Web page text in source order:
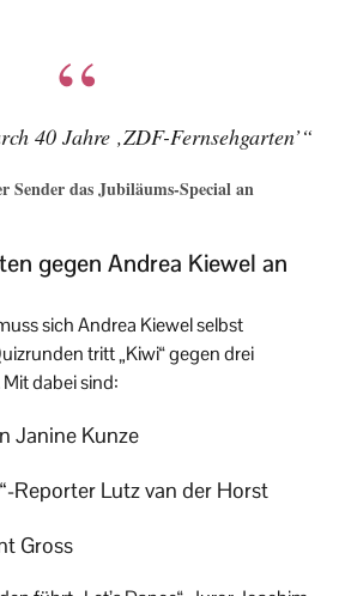
40 Jahre ‚ZDF-Fernsehgarten’“
Sender das Jubiläums-Special an
gegen Andrea Kiewel an
sich Andrea Kiewel selbst
tritt „Kiwi“ gegen drei
dabei sind:
Janine Kunze
Reporter Lutz van der Horst
Gross